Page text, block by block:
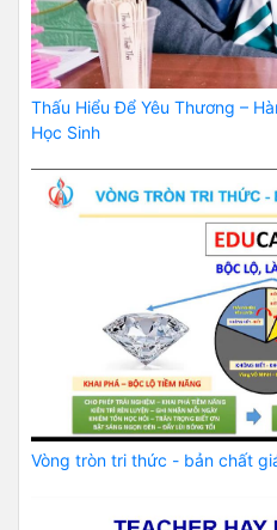
Thấu Hiểu Để Yêu Thương –
Học Sinh
Vòng tròn tri thức - bản chất